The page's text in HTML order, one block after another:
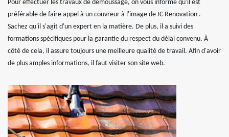
Pour effectuer les travaux de démoussage, on vous informe qu'il est
préférable de faire appel à un couvreur à l'image de IC Renovation .
Sachez qu'il s'agit d'un expert en la matière. De plus, il a suivi des
formations spécifiques pour la garantie du respect du délai convenu. À
côté de cela, il assure toujours une meilleure qualité de travail. Afin d'avoir
de plus amples informations, il faut visiter son site web.